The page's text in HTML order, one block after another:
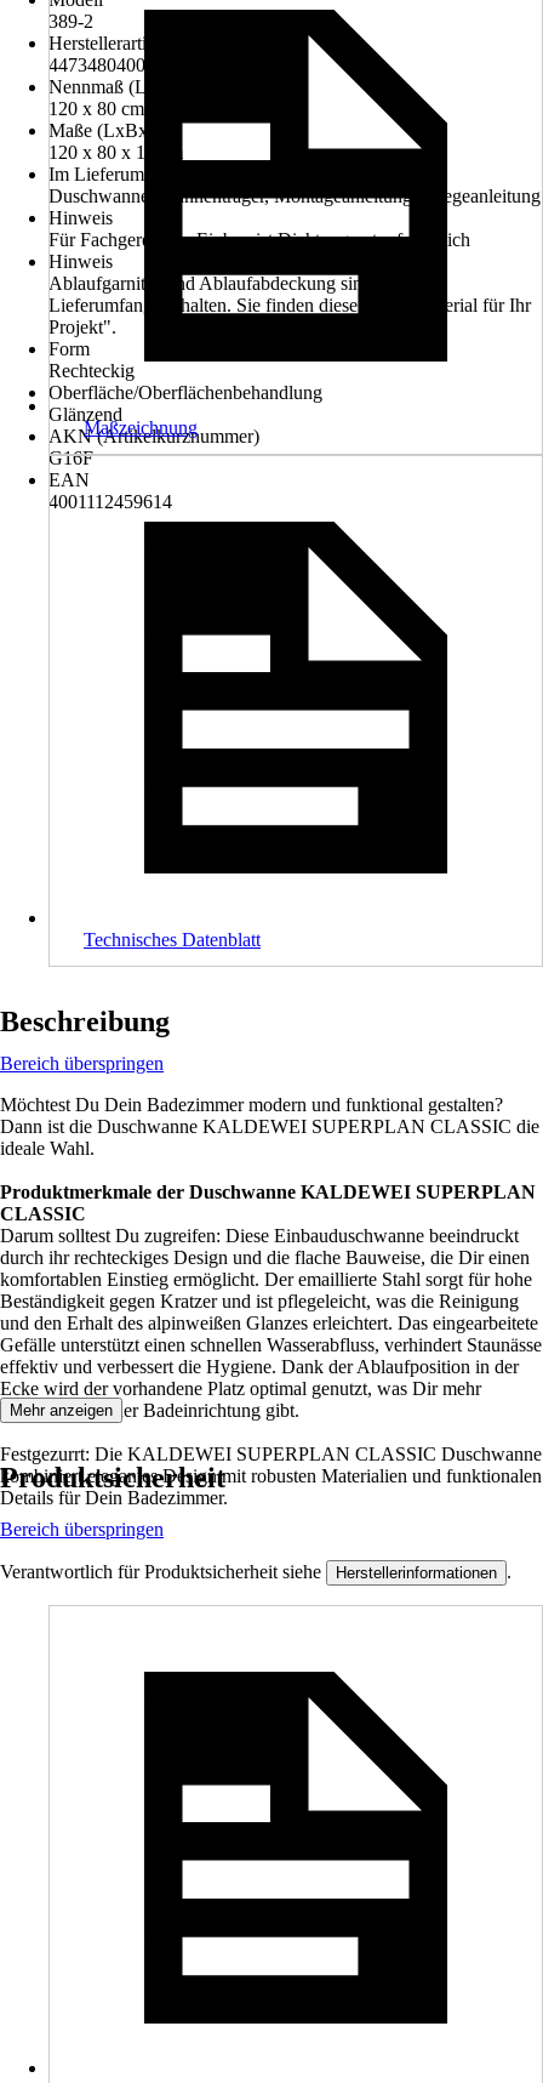
389-2
Herstellerartikelnummer
447348040001
Nennmaß (LxB)
120 x 80 cm
Maße (LxBxH)
120 x 80 x 12 cm
Im Lieferumfang enthalten
Duschwanne, Wannenträger, Montageanleitung, Pflegeanleitung
Hinweis
Für Fachgerechten Einbau ist Dichtungsset erforderlich
Hinweis
Ablaufgarnitur und Ablaufabdeckung sind nicht im
Lieferumfang enthalten. Sie finden diese unter "Material für Ihr
Projekt".
Form
Rechteckig
Oberfläche/Oberflächenbehandlung
Glänzend
AKN (Artikelkurznummer)
G16F
EAN
4001112459614
Maßzeichnung
Technisches Datenblatt
Beschreibung
Bereich überspringen
Möchtest Du Dein Badezimmer modern und funktional gestalten?
Dann ist die Duschwanne KALDEWEI SUPERPLAN CLASSIC die
ideale Wahl.
Produktmerkmale der Duschwanne KALDEWEI SUPERPLAN
CLASSIC
Darum solltest Du zugreifen: Diese Einbauduschwanne beeindruckt
durch ihr rechteckiges Design und die flache Bauweise, die Dir einen
komfortablen Einstieg ermöglicht. Der emaillierte Stahl sorgt für hohe
Beständigkeit gegen Kratzer und ist pflegeleicht, was die Reinigung
und den Erhalt des alpinweißen Glanzes erleichtert. Das eingearbeitete
Gefälle unterstützt einen schnellen Wasserabfluss, verhindert Staunässe
effektiv und verbessert die Hygiene. Dank der Ablaufposition in der
Ecke wird der vorhandene Platz optimal genutzt, was Dir mehr
Flexibilität bei der Badeinrichtung gibt.
Festgezurrt: Die KALDEWEI SUPERPLAN CLASSIC Duschwanne
kombiniert elegantes Design mit robusten Materialien und funktionalen
Details für Dein Badezimmer.
Mehr anzeigen
Produktsicherheit
Bereich überspringen
Verantwortlich für Produktsicherheit siehe Herstellerinformationen .